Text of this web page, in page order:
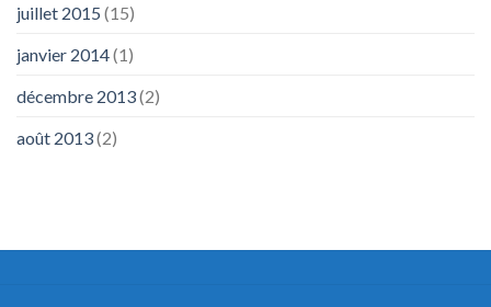
juillet 2015 (15)
janvier 2014(1)
décembre 2013(2)
août 2013(2)